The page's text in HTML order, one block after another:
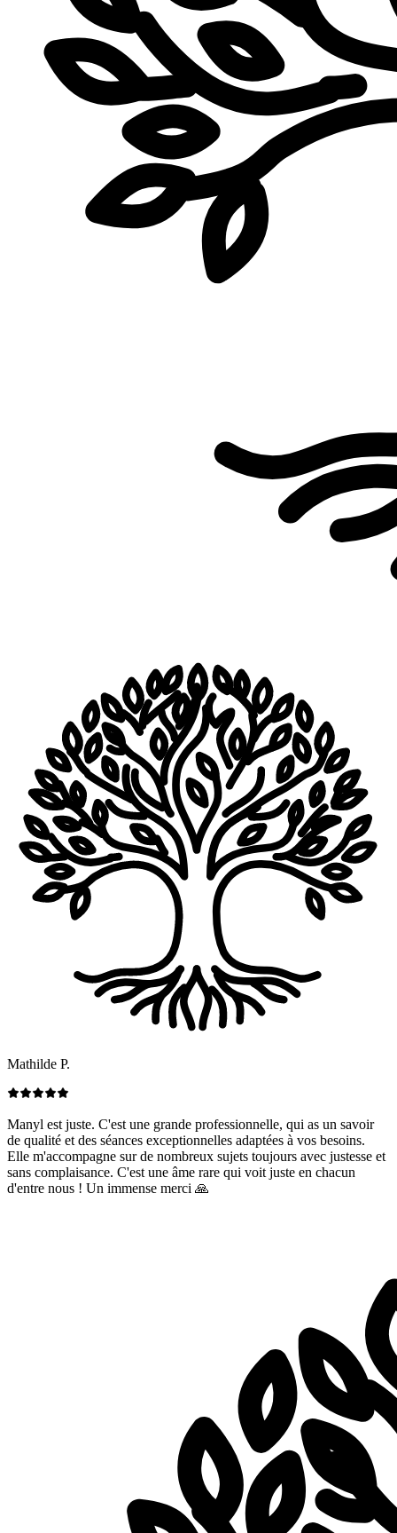
Mathilde P.
Manyl est juste. C'est une grande professionnelle, qui as un savoir
de qualité et des séances exceptionnelles adaptées à vos besoins.
Elle m'accompagne sur de nombreux sujets toujours avec justesse et
sans complaisance. C'est une âme rare qui voit juste en chacun
d'entre nous ! Un immense merci 🙏